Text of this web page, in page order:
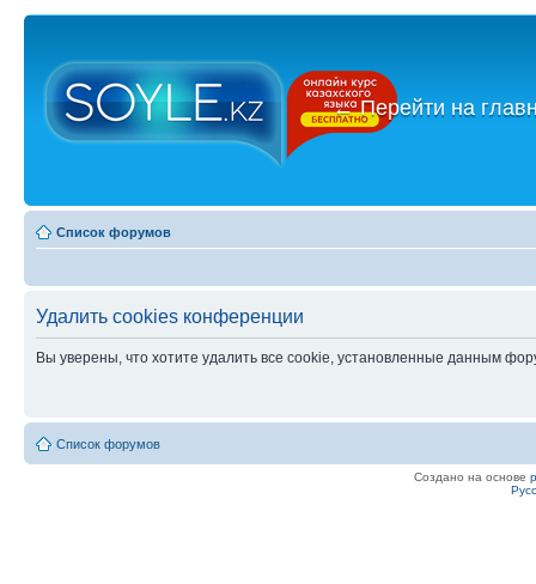
←Перейти на
Список форумов
Удалить cookies конференции
Вы уверены, что хотите удалить все cookie, установленные данным
Список форумов
Создано на основе